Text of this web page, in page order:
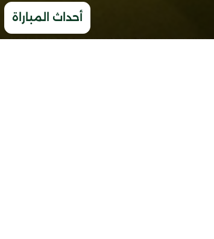
أحداث المباراة